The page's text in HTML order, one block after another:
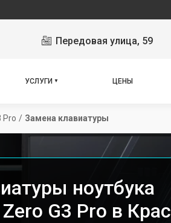
Передовая улица, 59
УСЛУГИ ЦЕНЫ
Pro / Замена клавиатуры
ноутбука
G3 Pro в